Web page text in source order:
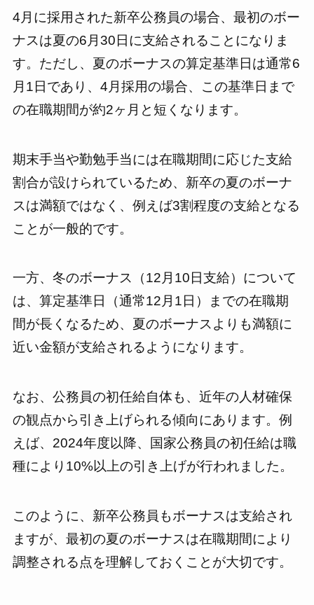
4月に採用された新卒公務員の場合、最初のボー
ナスは夏の6月30日に支給されることになりま
す。ただし、夏のボーナスの算定基準日は通常6
月1日であり、4月採用の場合、この基準日まで
の在職期間が約2ヶ月と短くなります。
期末手当や勤勉手当には在職期間に応じた支給
割合が設けられているため、新卒の夏のボーナ
スは満額ではなく、例えば3割程度の支給となる
ことが一般的です。
一方、冬のボーナス（12月10日支給）について
は、算定基準日（通常12月1日）までの在職期
間が長くなるため、夏のボーナスよりも満額に
近い金額が支給されるようになります。
なお、公務員の初任給自体も、近年の人材確保
の観点から引き上げられる傾向にあります。例
えば、2024年度以降、国家公務員の初任給は職
種により10%以上の引き上げが行われました。
このように、新卒公務員もボーナスは支給され
ますが、最初の夏のボーナスは在職期間により
調整される点を理解しておくことが大切です。